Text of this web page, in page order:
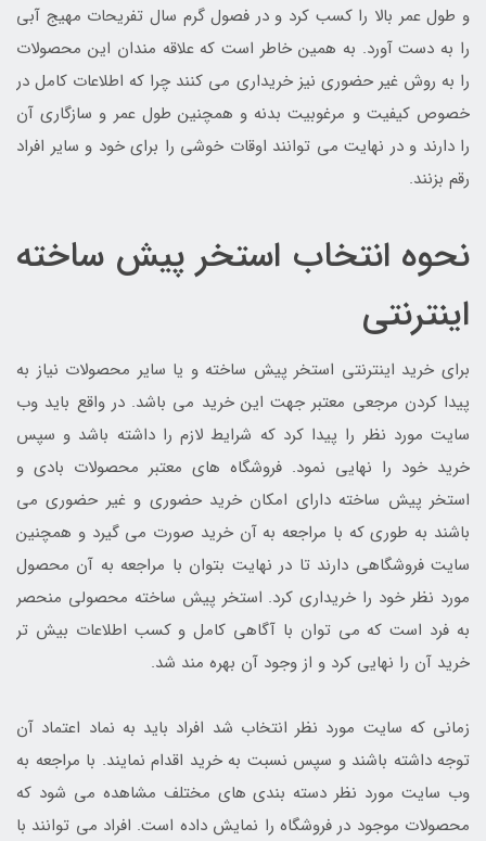
و طول عمر بالا را کسب کرد و در فصول گرم سال تفریحات مهیج آبی
را به دست آورد. به همین خاطر است که علاقه مندان این محصولات
را به روش غیر حضوری نیز خریداری می کنند چرا که اطلاعات کامل در
خصوص کیفیت و مرغوبیت بدنه و همچنین طول عمر و سازگاری آن
را دارند و در نهایت می توانند اوقات خوشی را برای خود و سایر افراد
رقم بزنند.
نحوه انتخاب استخر پیش ساخته
اینترنتی
برای خرید اینترنتی استخر پیش ساخته و یا سایر محصولات نیاز به
پیدا کردن مرجعی معتبر جهت این خرید می باشد. در واقع باید وب
سایت مورد نظر را پیدا کرد که شرایط لازم را داشته باشد و سپس
خرید خود را نهایی نمود. فروشگاه های معتبر محصولات بادی و
استخر پیش ساخته دارای امکان خرید حضوری و غیر حضوری می
باشند به طوری که با مراجعه به آن خرید صورت می گیرد و همچنین
سایت فروشگاهی دارند تا در نهایت بتوان با مراجعه به آن محصول
مورد نظر خود را خریداری کرد. استخر پیش ساخته محصولی منحصر
به فرد است که می توان با آگاهی کامل و کسب اطلاعات بیش تر
خرید آن را نهایی کرد و از وجود آن بهره مند شد.
زمانی که سایت مورد نظر انتخاب شد افراد باید به نماد اعتماد آن
توجه داشته باشند و سپس نسبت به خرید اقدام نمایند. با مراجعه به
وب سایت مورد نظر دسته بندی های مختلف مشاهده می شود که
محصولات موجود در فروشگاه را نمایش داده است. افراد می توانند با